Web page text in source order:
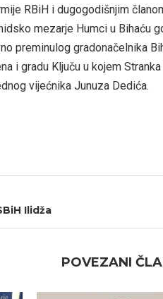
RBiH i dugogodišnjim
mezarje Humci u Bihaću
preminulog gradonačelnika
i gradu Ključu u kojem
vijećnika Junuza Dedića.
Ilidža
POVEZANI